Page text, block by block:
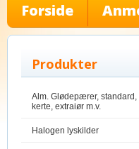
Forside
Produkter
Alm. Glødepærer, standard,
kerte, extraiør m.v.
Halogen lyskilder